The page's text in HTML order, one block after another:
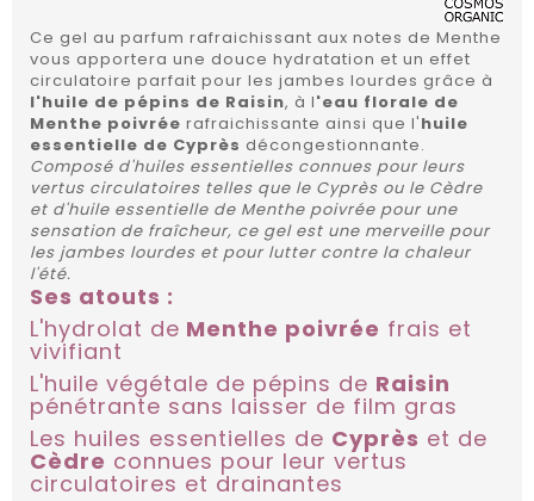
Ce gel au parfum rafraichissant aux notes de Menthe
vous apportera une douce hydratation et un effet
circulatoire parfait pour les jambes lourdes grâce à
l'huile de pépins de Raisin, à l'eau florale de
Menthe poivrée rafraichissante ainsi que l'huile
essentielle de Cyprès décongestionnante.
Composé d'huiles essentielles connues pour leurs
vertus circulatoires telles que le Cyprès ou le Cèdre
et d'huile essentielle de Menthe poivrée pour une
sensation de fraîcheur, ce gel est une merveille pour
les jambes lourdes et pour lutter contre la chaleur
l'été.
Ses atouts :
L'hydrolat de Menthe poivrée frais et
vivifiant
L'huile végétale de pépins de Raisin
pénétrante sans laisser de film gras
Les huiles essentielles de Cyprès et de
Cèdre connues pour leur vertus
circulatoires et drainantes